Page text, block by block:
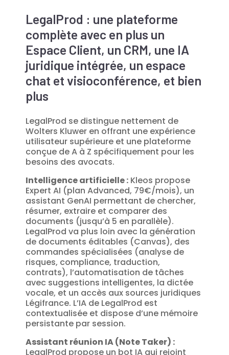
LegalProd : une plateforme
complète avec en plus un
Espace Client, un CRM, une IA
juridique intégrée, un espace
chat et visioconférence, et bien
plus
LegalProd se distingue nettement de
Wolters Kluwer en offrant une expérience
utilisateur supérieure et une plateforme
conçue de A à Z spécifiquement pour les
besoins des avocats.
Intelligence artificielle :Kleos propose
Expert AI (plan Advanced, 79€/mois), un
assistant GenAI permettant de chercher,
résumer, extraire et comparer des
documents (jusqu’à 5 en parallèle).
LegalProd va plus loin avec la génération
de documents éditables (Canvas), des
commandes spécialisées (analyse de
risques, compliance, traduction,
contrats), l’automatisation de tâches
avec suggestions intelligentes, la dictée
vocale, et un accès aux sources juridiques
Légifrance. L’IA de LegalProd est
contextualisée et dispose d’une mémoire
persistante par session.
Assistant réunion IA (Note Taker) :
LegalProd propose un bot IA qui rejoint